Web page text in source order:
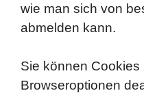
wie man sich von
abmelden kann.
Sie können
Browseroptionen